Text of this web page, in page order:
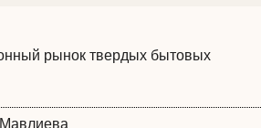
рынок твердых бытовых